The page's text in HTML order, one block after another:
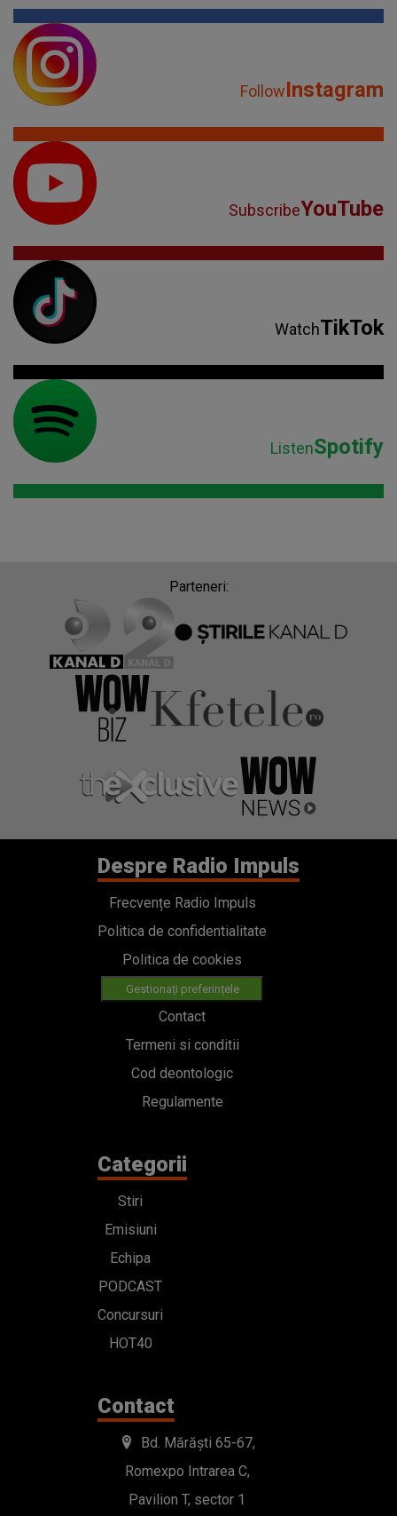
FollowInstagram
SubscribeYouTube
WatchTikTok
ListenSpotify
Parteneri:
Despre Radio Impuls
Frecvențe Radio Impuls
Politica de confidentialitate
Politica de cookies
Gestionați preferințele
Contact
Termeni si conditii
Cod deontologic
Regulamente
Categorii
Stiri
Emisiuni
Echipa
PODCAST
Concursuri
HOT40
Contact
Bd. Mărăști 65-67,
Romexpo Intrarea C,
Pavilion T, sector 1